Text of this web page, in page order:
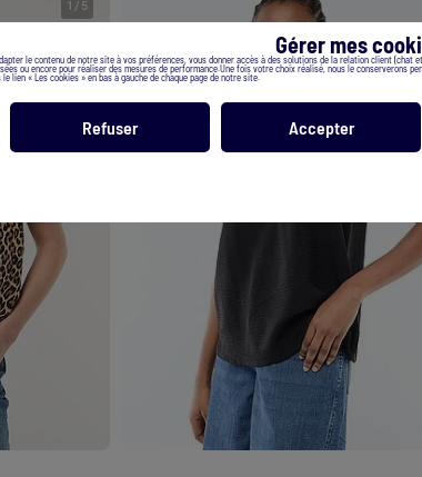
Gérer mes
le contenu de notre site à vos préférences, vous donner accès à des solutions de la relation client (chat
ou encore pour réaliser des mesures de performance.Une fois votre choix réalisé, nous le conserverons
lien « Les cookies » en bas à gauche de chaque page de notre site.
Refuser Accepter
1 / 5